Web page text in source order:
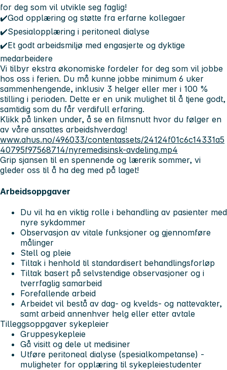
for deg som vil utvikle seg faglig!
✔️God opplæring og støtte fra erfarne kollegaer
✔️Spesialopplæring i peritoneal dialyse
✔️Et godt arbeidsmiljø med engasjerte og dyktige
medarbeidere
Vi tilbyr ekstra økonomiske fordeler for deg som vil jobbe
hos oss i ferien. Du må kunne jobbe minimum 6 uker
sammenhengende, inklusiv 3 helger eller mer i 100 %
stilling i perioden. Dette er en unik mulighet til å tjene godt,
samtidig som du får verdifull erfaring.
Klikk på linken under, å se en filmsnutt hvor du følger en
av våre ansattes arbeidshverdag!
www.ahus.no/496033/contentassets/24124f01c6c14331a5
40795f97568714/nyremedisinsk-avdeling.mp4
Grip sjansen til en spennende og lærerik sommer, vi
gleder oss til å ha deg med på laget!
Arbeidsoppgaver
Du vil ha en viktig rolle i behandling av pasienter med
nyre sykdommer
Observasjon av vitale funksjoner og gjennomføre
målinger
Stell og pleie
Tiltak i henhold til standardisert behandlingsforløp
Tiltak basert på selvstendige observasjoner og i
tverrfaglig samarbeid
Forefallende arbeid
Arbeidet vil bestå av dag- og kvelds- og nattevakter,
samt arbeid annenhver helg eller etter avtale
Tilleggsoppgaver sykepleier
Gruppesykepleie
Gå visitt og dele ut medisiner
Utføre peritoneal dialyse (spesialkompetanse) -
muligheter for opplæring til sykepleiestudenter